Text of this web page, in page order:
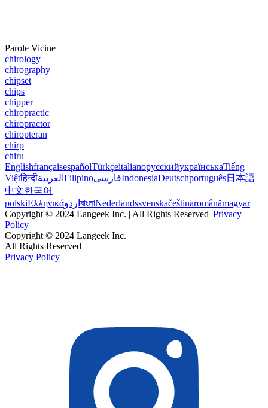
Parole Vicine
chirology
chirography
chipset
chips
chipper
chiropractic
chiropractor
chiropteran
chirp
chiru
EnglishfrançaisespañolTürkçeitalianoрусскийукраїнськаTiếng
Việtहिन्दीالعربية FilipinoفارسیIndonesiaDeutschportuguês日本語
中文한국어
polskiΕλληνικάاردو বাংলাNederlandssvenskačeštinaromânămagyar
Copyright © 2024 Langeek Inc. | All Rights Reserved |Privacy
Policy
Copyright © 2024 Langeek Inc.
All Rights Reserved
Privacy Policy